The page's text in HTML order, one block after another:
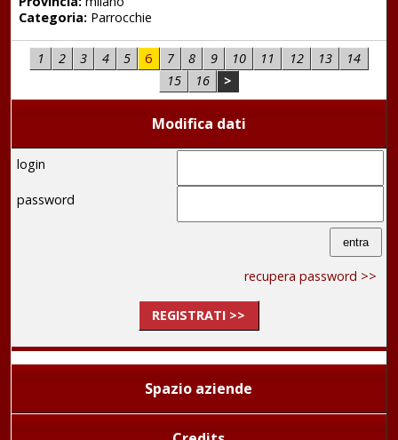
Categoria:Parrocchie
1 2 3 4 5 6 7 8 9 10 11 12 13
14
15
16 >
Modifica dati
login
password
recupera password >>
REGISTRATI >>
Spazio aziende